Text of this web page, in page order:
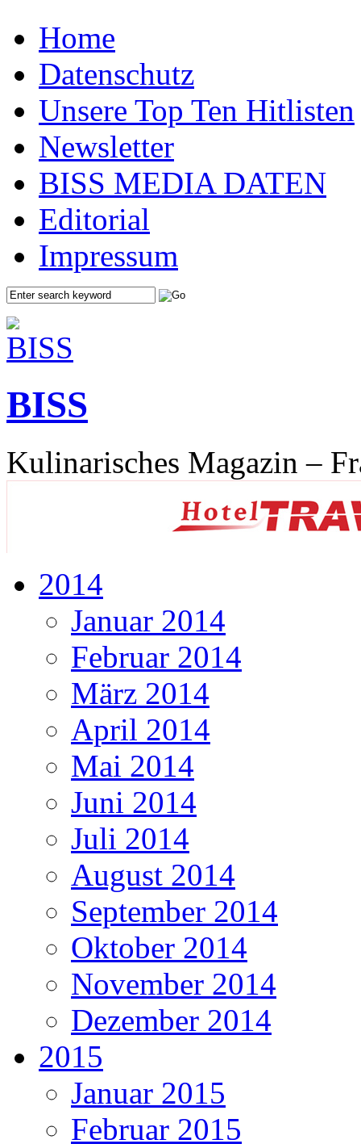
Home
Datenschutz
Unsere Top Ten Hitlisten
Newsletter
BISS MEDIA DATEN
Editorial
Impressum
BISS
Kulinarisches Magazin –
2014
Januar 2014
Februar 2014
März 2014
April 2014
Mai 2014
Juni 2014
Juli 2014
August 2014
September 2014
Oktober 2014
November 2014
Dezember 2014
2015
Januar 2015
Februar 2015